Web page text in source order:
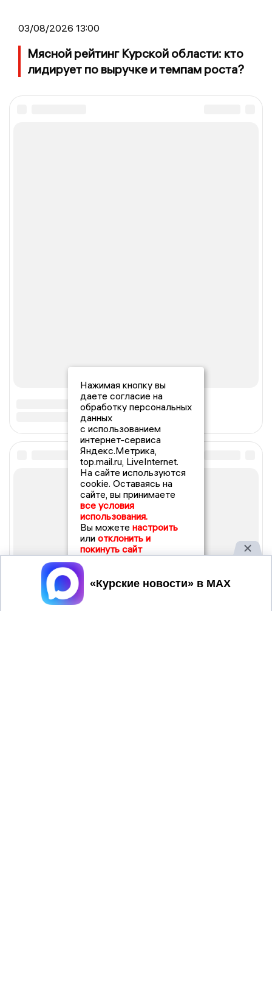
03/08/2026 13:00
Мясной рейтинг Курской области: кто
лидирует по выручке и темпам роста?
Нажимая кнопку вы
даете согласие на
обработку персональных
данных
с использованием
интернет-сервиса
Яндекс.Метрика,
top.mail.ru, LiveInternet.
На сайте используются
cookie. Оставаясь на
сайте, вы принимаете
все условия
использования.
Вы можете настроить
или отклонить и
покинуть сайт
Принять